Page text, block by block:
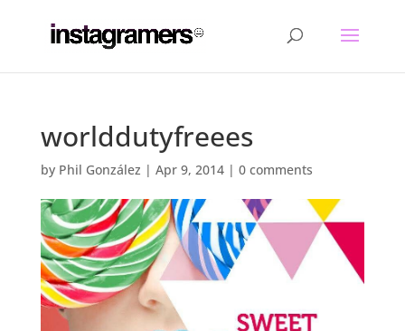
worlddutyfreees
by Phil González | Apr 9, 2014| 0 comments